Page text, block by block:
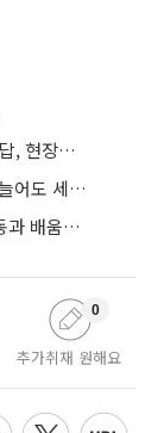
최원용 평택시장, 고덕택지상가 찾아 "주차 답, 현장에 있다"
추미애 "경기도는 빈껍데기 부자"…GRDP 늘어도 세입은 그대로
안민석 경기도교육감 "휴가 반납한 3일, 감동과 배움이었다"
추가취재 원해요
0